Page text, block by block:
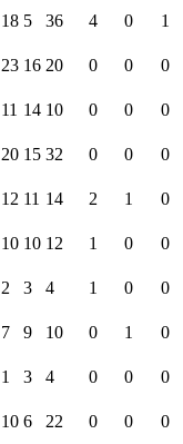
18 5 36 4 0
1
23 16 20 0 0
0
11 14 10 0 0
0
20 15 32 0 0
0
12 11 14 2 1
0
10 10 12 1 0
0
2 3 4 1 0
0
7 9 10 0 1
0
1 3 4 0 0
0
10 6 22 0 0
0